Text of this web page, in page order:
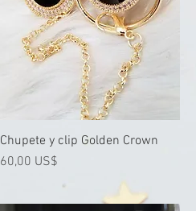
Vista rápida
Chupete y clip Golden Crown
Precio
60,00 US$